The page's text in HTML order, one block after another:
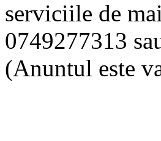
serviciile de
0749277313
(Anuntul este